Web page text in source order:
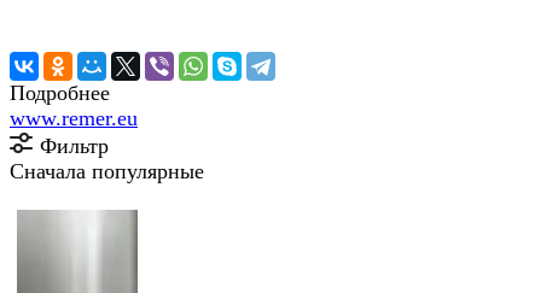
Подробнее
www.remer.eu
Фильтр
Сначала популярные